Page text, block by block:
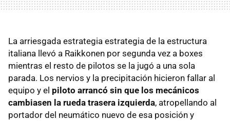
La arriesgada estrategia estrategia de la estructura
italiana llevó a Raikkonen por segunda vez a boxes
mientras el resto de pilotos se la jugó a una sola
parada. Los nervios y la precipitación hicieron fallar al
equipo y el piloto arrancó sin que los mecánicos
cambiasen la rueda trasera izquierda, atropellando al
portador del neumático nuevo de esa posición y